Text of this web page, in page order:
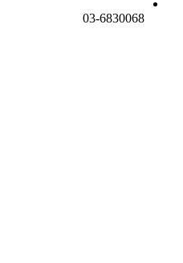
03-6830068